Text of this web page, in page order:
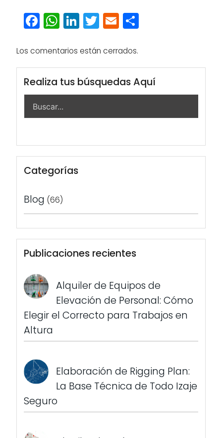
Facebook
WhatsApp
LinkedIn
Twitter
Email
Los comentarios están cerrados.
Realiza tus búsquedas Aquí
Categorías
Blog (66)
Publicaciones recientes
Alquiler de Equipos de
Elevación de Personal: Cómo
Elegir el Correcto para Trabajos en
Altura
Elaboración de Rigging Plan:
La Base Técnica de Todo Izaje
Seguro